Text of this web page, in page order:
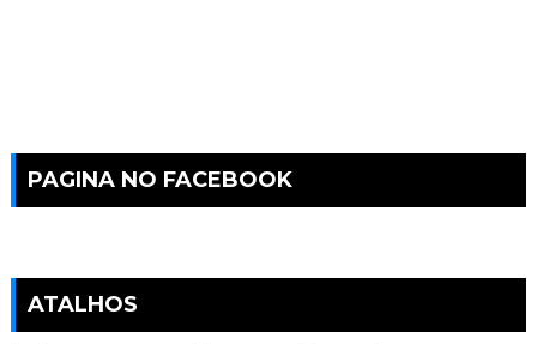
PAGINA NO FACEBOOK
ATALHOS